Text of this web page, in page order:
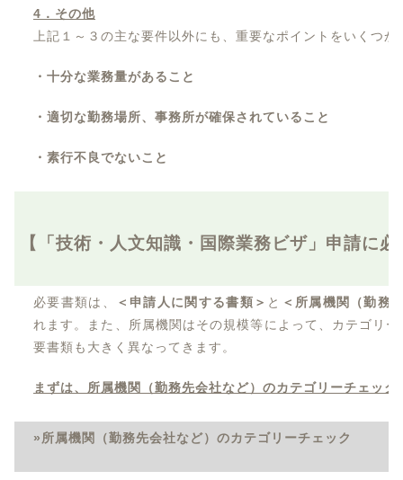
4 ．その他
上記１～３の主な要件以外にも、重要なポイントをいくつか
・十分な業務量があること
・適切な勤務場所、事務所が確保されていること
・素行不良でないこと
【「技術・人文知識・国際業務ビザ」申請に
必要書類は、 ＜申請人に関する書類＞ と ＜所属機関（勤務
れます。また、所属機関はその規模等によって、カテゴリ
要書類も大きく異なってきます。
まずは、所属機関（勤務先会社など）のカテゴリーチェック
»所属機関（勤務先会社など）のカテゴリーチェック